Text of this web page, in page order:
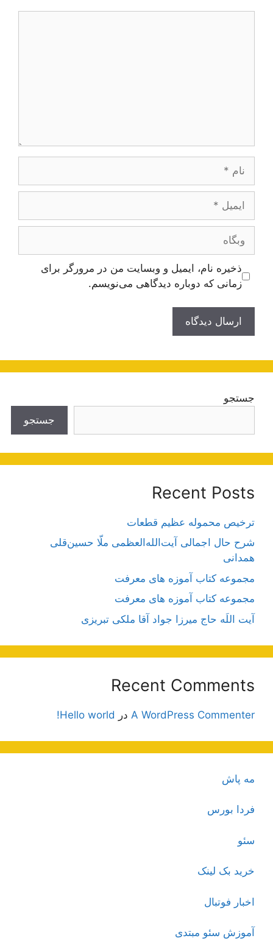
ایمیل
وبگاه
ذخیره نام، ایمیل و وبسایت من در مرورگر برای
زمانی که دوباره دیدگاهی می‌نویسم.
جستجو
جستجو
Recent Posts
ترخیص محموله عظیم قطعات
شرح حال اجمالی آیت‌الله‌العظمی ملّا حسین‌قلی
همدانی
مجموعه کتاب آموزه های معرفت
مجموعه کتاب آموزه های معرفت
آیت اللَه حاج میرزا جواد آقا ملکی تبریزی
Recent Comments
A WordPress Commenter در Hello world!
مه پاش
فردا بورس
سئو
خرید بک لینک
اخبار فوتبال
آموزش سئو مبتدی